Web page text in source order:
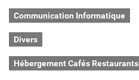
Communication Informatique
Divers
Hébergement Cafés Restaurants